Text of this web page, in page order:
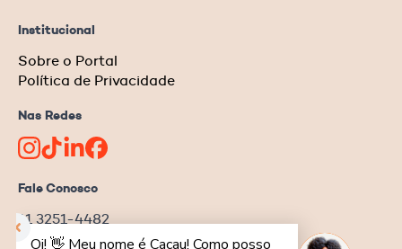
Institucional
Sobre o Portal
Política de Privacidade
Nas Redes
Fale Conosco
11 3251-4482
redacao@ongnews.com.br